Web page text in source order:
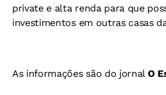
private e alta renda para que
investimentos em outras casas
As informações são do jornal O